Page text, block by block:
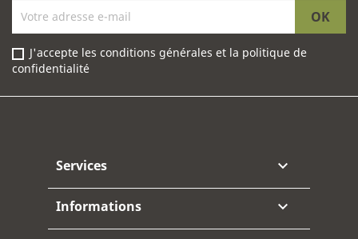
J'accepte les conditions générales et la politique de
confidentialité
Services 
Informations 